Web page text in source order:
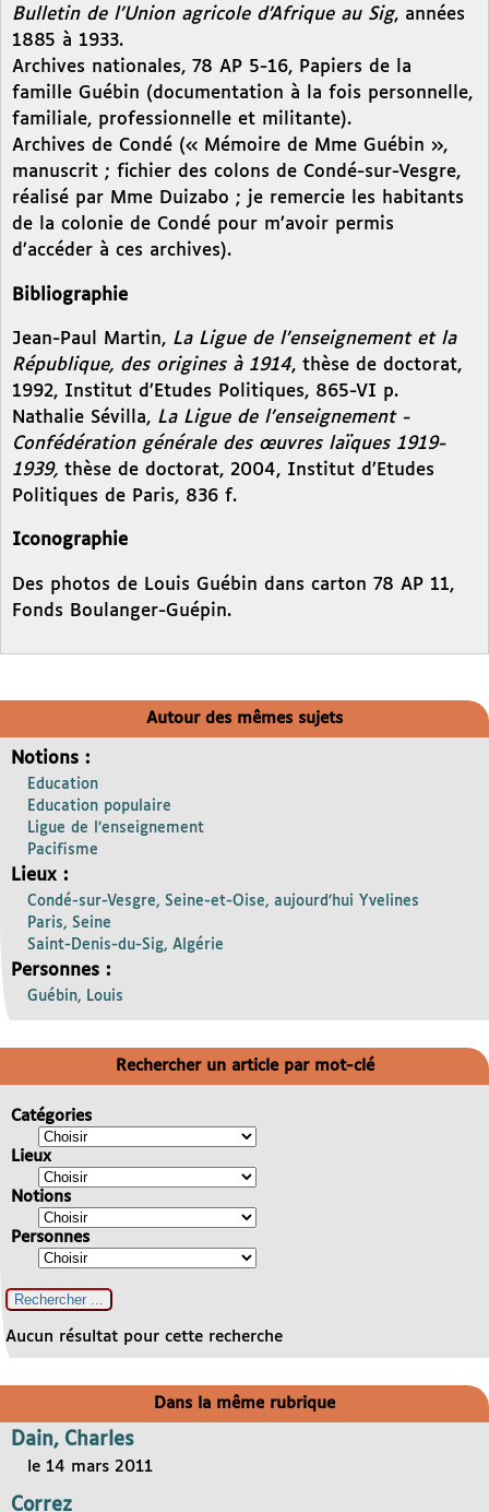
Bulletin de l’Union agricole d’Afrique au Sig, années
1885 à 1933.
Archives nationales, 78 AP 5-16, Papiers de la
famille Guébin (documentation à la fois personnelle,
familiale, professionnelle et militante).
Archives de Condé (« Mémoire de Mme Guébin »,
manuscrit ; fichier des colons de Condé-sur-Vesgre,
réalisé par Mme Duizabo ; je remercie les habitants
de la colonie de Condé pour m’avoir permis
d’accéder à ces archives).
Bibliographie
Jean-Paul Martin, La Ligue de l’enseignement et la
République, des origines à 1914, thèse de doctorat,
1992, Institut d’Etudes Politiques, 865-VI p.
Nathalie Sévilla, La Ligue de l’enseignement -
Confédération générale des œuvres laïques 1919-
1939, thèse de doctorat, 2004, Institut d’Etudes
Politiques de Paris, 836 f.
Iconographie
Des photos de Louis Guébin dans carton 78 AP 11,
Fonds Boulanger-Guépin.
Autour des mêmes sujets
Notions :
Education
Education populaire
Ligue de l’enseignement
Pacifisme
Lieux :
Condé-sur-Vesgre, Seine-et-Oise, aujourd’hui Yvelines
Paris, Seine
Saint-Denis-du-Sig, Algérie
Personnes :
Guébin, Louis
Rechercher un article par mot-clé
Catégories
Lieux
Notions
Personnes
Aucun résultat pour cette recherche
Dans la même rubrique
Dain, Charles
le 14 mars 2011
Correz